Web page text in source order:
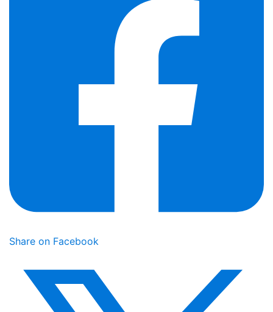
Share on Facebook